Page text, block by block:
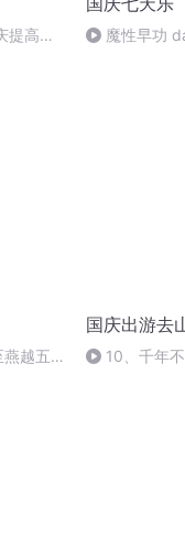
提高班
魔性早功
越五
国庆出游去
10、千年